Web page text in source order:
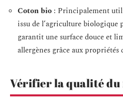
Coton bio : Principalement
issu de l’agriculture
garantit une surface douce et
allergènes grâce aux propriétés
Vérifier la qualité